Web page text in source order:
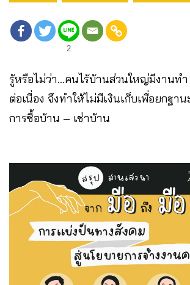
2
รู้หรือไม่ว่า…คนไร้บ้านส่วนใหญ่มีงานท
ต่อเนื่อง จึงทำให้ไม่มีเงินเก็บเพื่อยกฐาน
การซื้อบ้าน – เช่าบ้าน